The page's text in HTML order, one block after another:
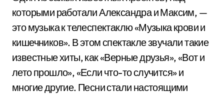
которыми работали Александра и Максим, —
это музыка к телеспектаклю «Музыка крови и
кишечников». В этом спектакле звучали такие
известные хиты, как «Верные друзья», «Вот и
лето прошло», «Если что-то случится» и
многие другие. Песни стали настоящими